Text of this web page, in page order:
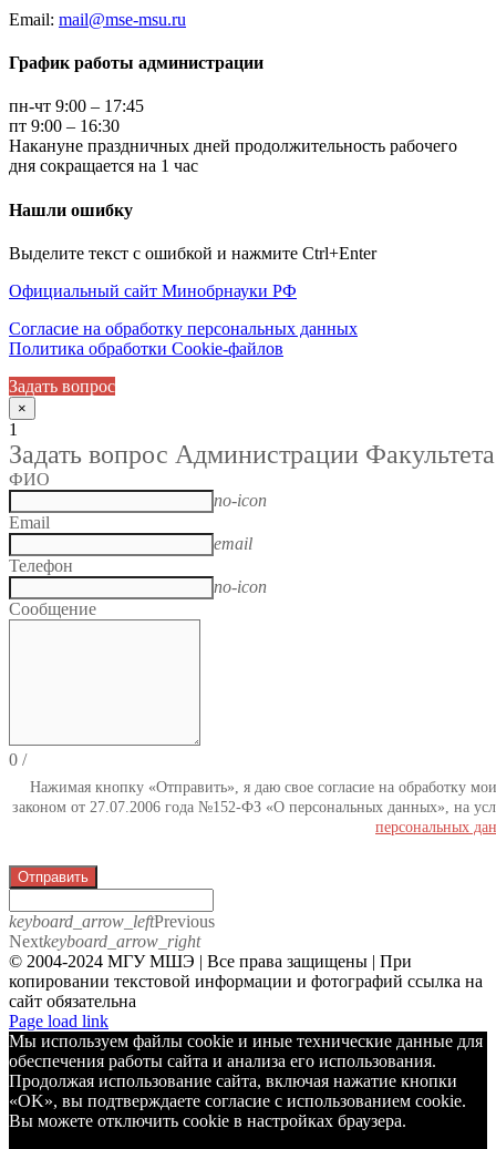
Email: mail@mse-msu.ru
График работы администрации
пн-чт 9:00 – 17:45
пт 9:00 – 16:30
Накануне праздничных дней продолжительность рабочего
дня сокращается на 1 час
Нашли ошибку
Выделите текст с ошибкой и нажмите Ctrl+Enter
Официальный сайт Минобрнауки РФ
Согласие на обработку персональных данных
Политика обработки Cookie-файлов
Задать вопрос
×
1
Задать вопрос Администрации Факультета
ФИО
no-icon
Email
email
Телефон
no-icon
Сообщение
0 /
Нажимая кнопку «Отправить», я даю свое согласие на обработку
законом от 27.07.2006 года №152-ФЗ «О персональных данных», на
персональных
Отправить
keyboard_arrow_leftPrevious
Nextkeyboard_arrow_right
© 2004-2024 МГУ МШЭ | Все права защищены | При
копировании текстовой информации и фотографий ссылка на
сайт обязательна
Telegram
Page load link
Мы используем файлы cookie и иные технические данные для
обеспечения работы сайта и анализа его использования.
Продолжая использование сайта, включая нажатие кнопки
«OK», вы подтверждаете согласие с использованием cookie.
Вы можете отключить cookie в настройках браузера.